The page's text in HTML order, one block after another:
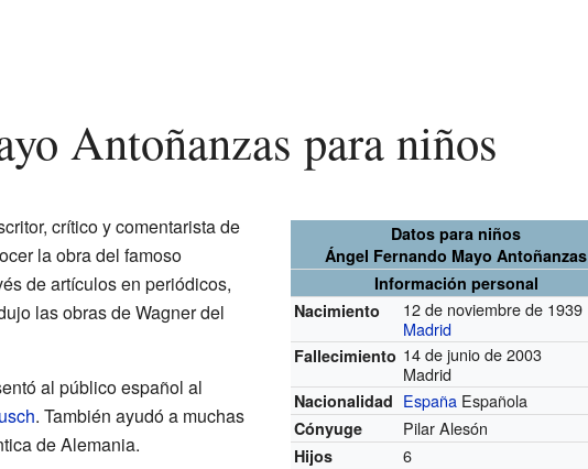
Antoñanzas para niños
Datos para niños
Ángel Fernando Mayo Antoñanzas
Información personal
Nacimiento
12 de noviembre de 1939
Madrid
Fallecimiento 14 de junio de 2003
Madrid
Nacionalidad España Española
Cónyuge Pilar Alesón
Hijos 6
crítico y comentarista de
la obra del famoso
de artículos en periódicos,
las obras de Wagner del
al público español al
. También ayudó a muchas
de Alemania.